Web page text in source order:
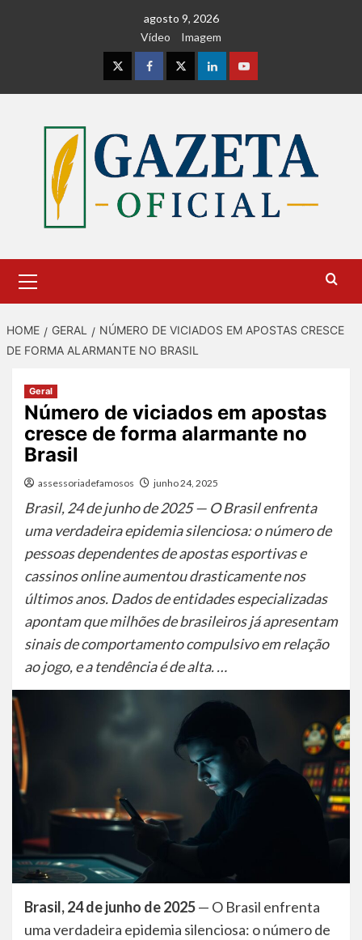
agosto 9, 2026
Vídeo
Imagem
InstagramFacebookTwitterLinkedinYoutube
Menu
HOME GERAL
NÚMERO DE VICIADOS EM APOSTAS CRESCE
DE FORMA ALARMANTE NO BRASIL
Geral
Número de viciados em apostas
cresce de forma alarmante no
Brasil
assessoriadefamosos junho 24, 2025
Brasil, 24 de junho de 2025 — O Brasil enfrenta
uma verdadeira epidemia silenciosa: o número de
pessoas dependentes de apostas esportivas e
cassinos online aumentou drasticamente nos
últimos anos. Dados de entidades especializadas
apontam que milhões de brasileiros já apresentam
sinais de comportamento compulsivo em relação
ao jogo, e a tendência é de alta. …
Brasil, 24 de junho de 2025— O Brasil enfrenta
uma verdadeira epidemia silenciosa: o número de